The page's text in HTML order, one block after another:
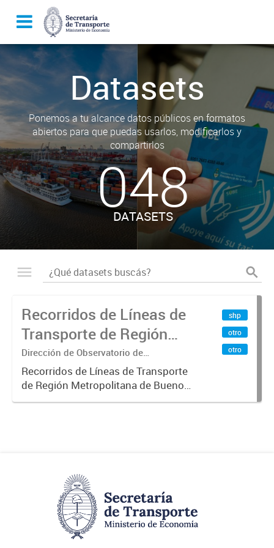
Datasets
Ponemos a tu alcance datos públicos en formatos
abiertos para que puedas usarlos, modificarlos y
compartirlos
048
DATASETS
Recorridos de Líneas de
Transporte de Región
Metropolitana de
Buenos Aires (RMBA)
Dirección de Observatorio de
Transporte, Estudio y Sistemas
Recorridos de Líneas de Transporte
de Región Metropolitana de Buenos
Aires (RMBA).-
shp
otro
otro